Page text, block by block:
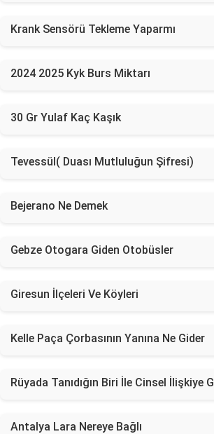
Krank Sensörü Tekleme Yaparmı
2024 2025 Kyk Burs Miktarı
30 Gr Yulaf Kaç Kaşık
Tevessül( Duası Mutluluğun Şifresi)
Bejerano Ne Demek
Gebze Otogara Giden Otobüsler
Giresun İlçeleri Ve Köyleri
Kelle Paça Çorbasının Yanına Ne Gider
Rüyada Tanıdığın Biri İle Cinsel İlişkiye
Antalya Lara Nereye Bağlı